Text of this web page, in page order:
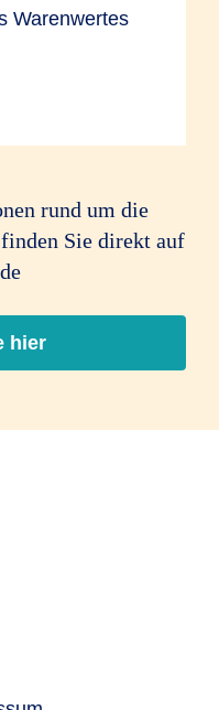
Warenwertes
rund um die
Sie direkt auf
hier